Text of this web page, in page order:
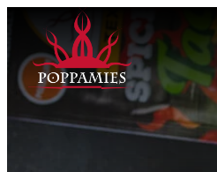
sisältöön